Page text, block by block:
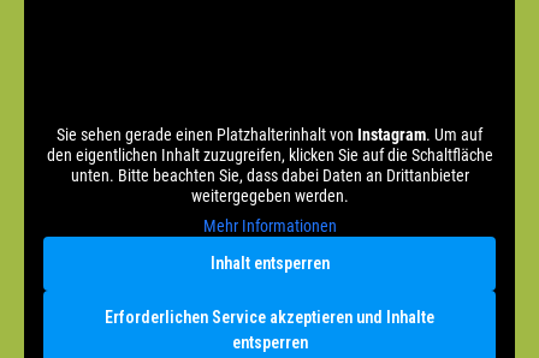
Sie sehen gerade einen Platzhalterinhalt von Instagram. Um auf
den eigentlichen Inhalt zuzugreifen, klicken Sie auf die Schaltfläche
unten. Bitte beachten Sie, dass dabei Daten an Drittanbieter
weitergegeben werden.
Mehr Informationen
Inhalt entsperren
Erforderlichen Service akzeptieren und Inhalte
entsperren